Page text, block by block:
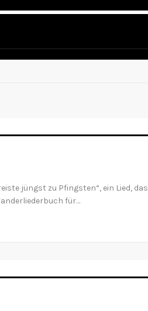
jüngst zu Pfingsten“, ein Lied, das
für…